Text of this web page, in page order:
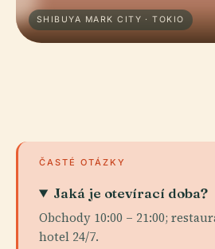
SHIBUYA MARK CITY · TOKIO
ČASTÉ OTÁZKY
Jaká je otevírací doba?
Obchody 10:00 – 21:00;
hotel 24/7.